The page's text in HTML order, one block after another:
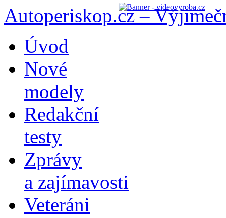
Autoperiskop.cz –
obsahu
webu
Úvod
Nové
modely
Redakční
testy
Zprávy
a zajímavosti
Veteráni